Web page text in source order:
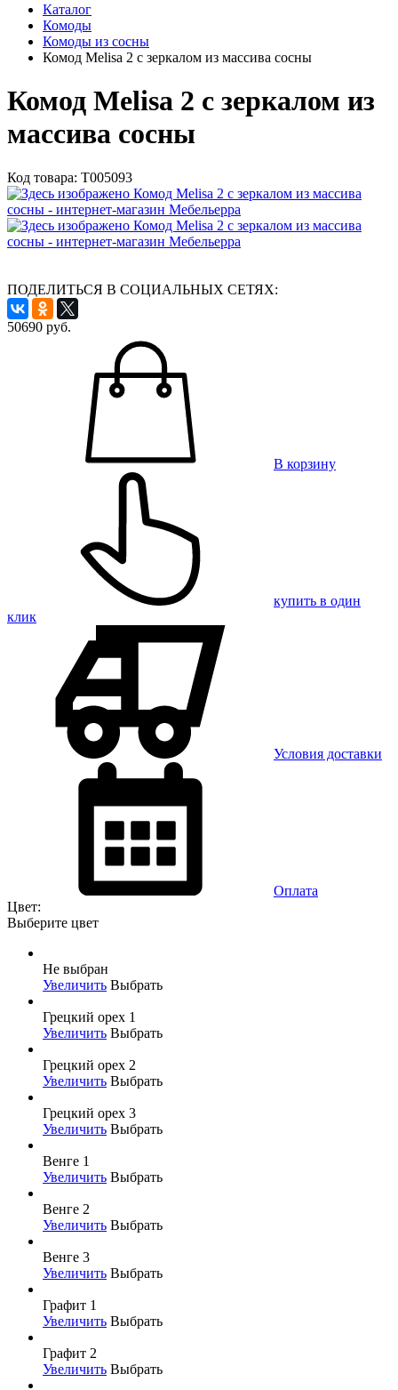
Каталог
Комоды
Комоды из сосны
Комод Melisa 2 с зеркалом из массива сосны
Комод Melisa 2 с зеркалом из
массива сосны
Код товара: Т005093
ПОДЕЛИТЬСЯ В СОЦИАЛЬНЫХ СЕТЯХ:
50690 руб.
В корзину
купить в один
клик
Условия доставки
Оплата
Цвет:
Выберите цвет
Не выбран
Увеличить Выбрать
Грецкий орех 1
Увеличить Выбрать
Грецкий орех 2
Увеличить Выбрать
Грецкий орех 3
Увеличить Выбрать
Венге 1
Увеличить Выбрать
Венге 2
Увеличить Выбрать
Венге 3
Увеличить Выбрать
Графит 1
Увеличить Выбрать
Графит 2
Увеличить Выбрать